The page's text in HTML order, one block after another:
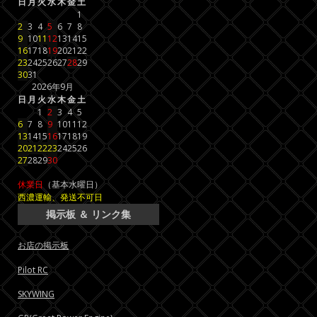
1
2 3 4 5 6 7 8
9 1011 12131415
16171819202122
23242526272829
3031
2026年9月
日月 火水木金土
1 2 3 4 5
6 7 8 9 1011 12
13141516171819
20212223242526
27282930
休業日 （基本水曜日）
西濃運輸、発送不可日
掲示板 ＆ リンク集
お店の掲示板
Pilot RC
SKYWING